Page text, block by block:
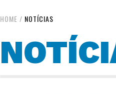
HOME / NOTÍCIAS